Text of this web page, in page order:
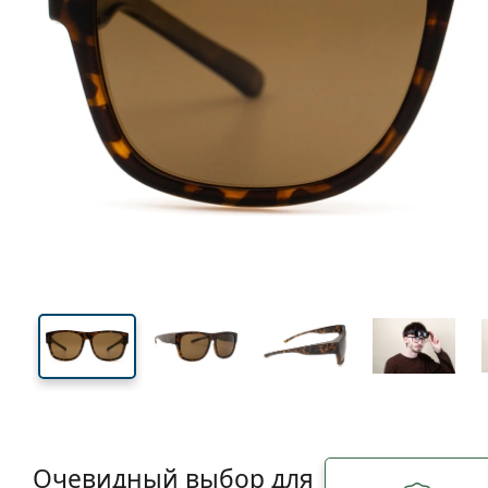
45 mm
Высота линзы Ширина линзы
Ширина
Очевидный выбор для